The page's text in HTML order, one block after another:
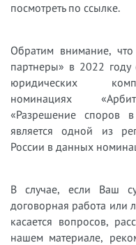
посмотреть по ссылке.
Обратим внимание,
партнеры» в 2022 году
юридических
номинациях
«Разрешение споров
является одной из
России в данных
В случае, если Ваш
договорная работа или
касается вопросов,
нашем материале,